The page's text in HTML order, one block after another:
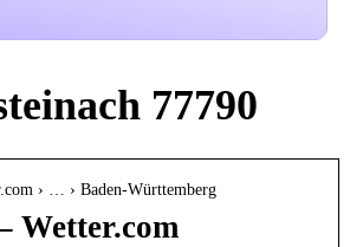
77790
› … › Baden-Württemberg
Wetter.com